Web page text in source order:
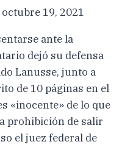
octubre 19, 2021
ante la
dejó su defensa
Lanusse, junto a
de 10 páginas en el
«inocente» de lo que
prohibición de salir
el juez federal de